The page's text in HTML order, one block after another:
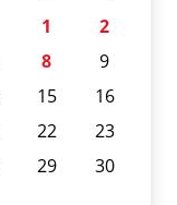
1
2
8
9
15
16
22
23
29
30